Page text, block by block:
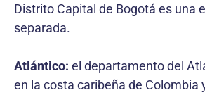
Distrito Capital de Bogotá es una
separada.
Atlántico: el departamento del
en la costa caribeña de Colombia